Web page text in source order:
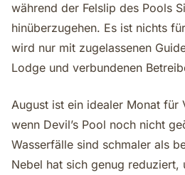
während der Felslip des Pools
hinüberzugehen. Es ist nichts
wird nur mit zugelassenen
Lodge und verbundenen
August ist ein idealer Monat für
wenn Devil’s Pool noch nicht
Wasserfälle sind schmaler als
Nebel hat sich genug reduziert,